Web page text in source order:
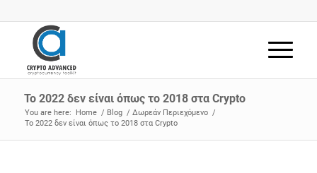
Το 2022 δεν είναι όπως το 2018 στα Crypto
You are here: Home / Blog / Δωρεάν Περιεχόμενο /
Το 2022 δεν είναι όπως το 2018 στα Crypto